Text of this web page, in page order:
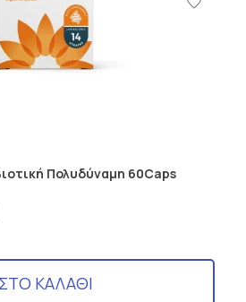
Πολυδύναμη 60Caps
ΣΤΟ ΚΑΛΑΘΙ